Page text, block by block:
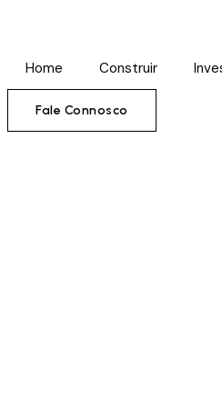
Home Construir
Fale Connosco